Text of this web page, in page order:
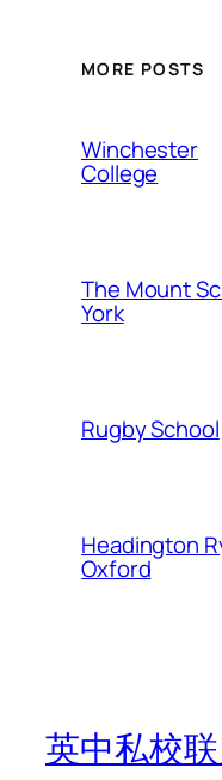
MORE POSTS
Winchester
College
The Mount
York
Rugby School
Headington
Oxford
英中私校